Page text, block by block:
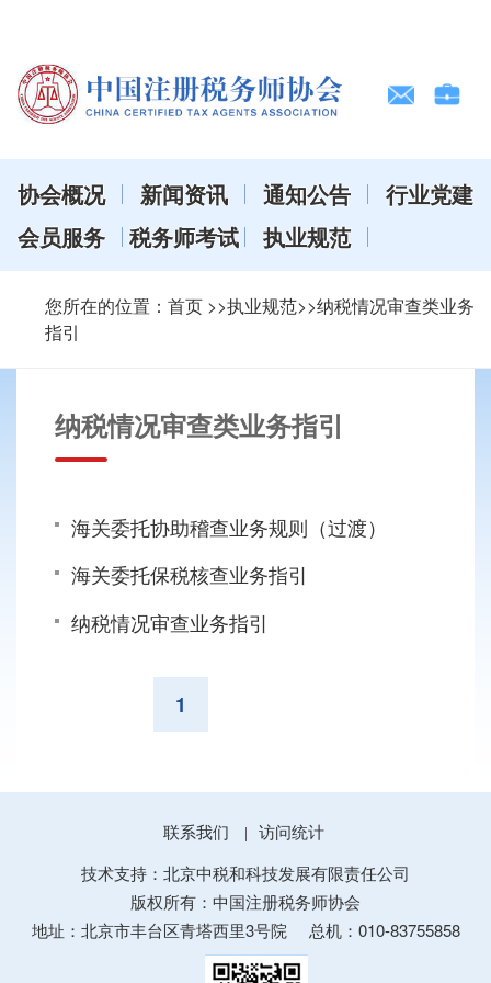
协会概况 新闻资讯 通知公告
行业党建
会员服务
税务师考试 执业规范
您所在的位置： 首页 >>执业规范>>纳税情况审查类业务
指引
纳税情况审查类业务指引
海关委托协助稽查业务规则（过渡）
海关委托保税核查业务指引
纳税情况审查业务指引
1
联系我们 |
访问统计
技术支持：北京中税和科技发展有限责任公司
版权所有：中国注册税务师协会
地址：北京市丰台区青塔西里3号院
总机：010-83755858